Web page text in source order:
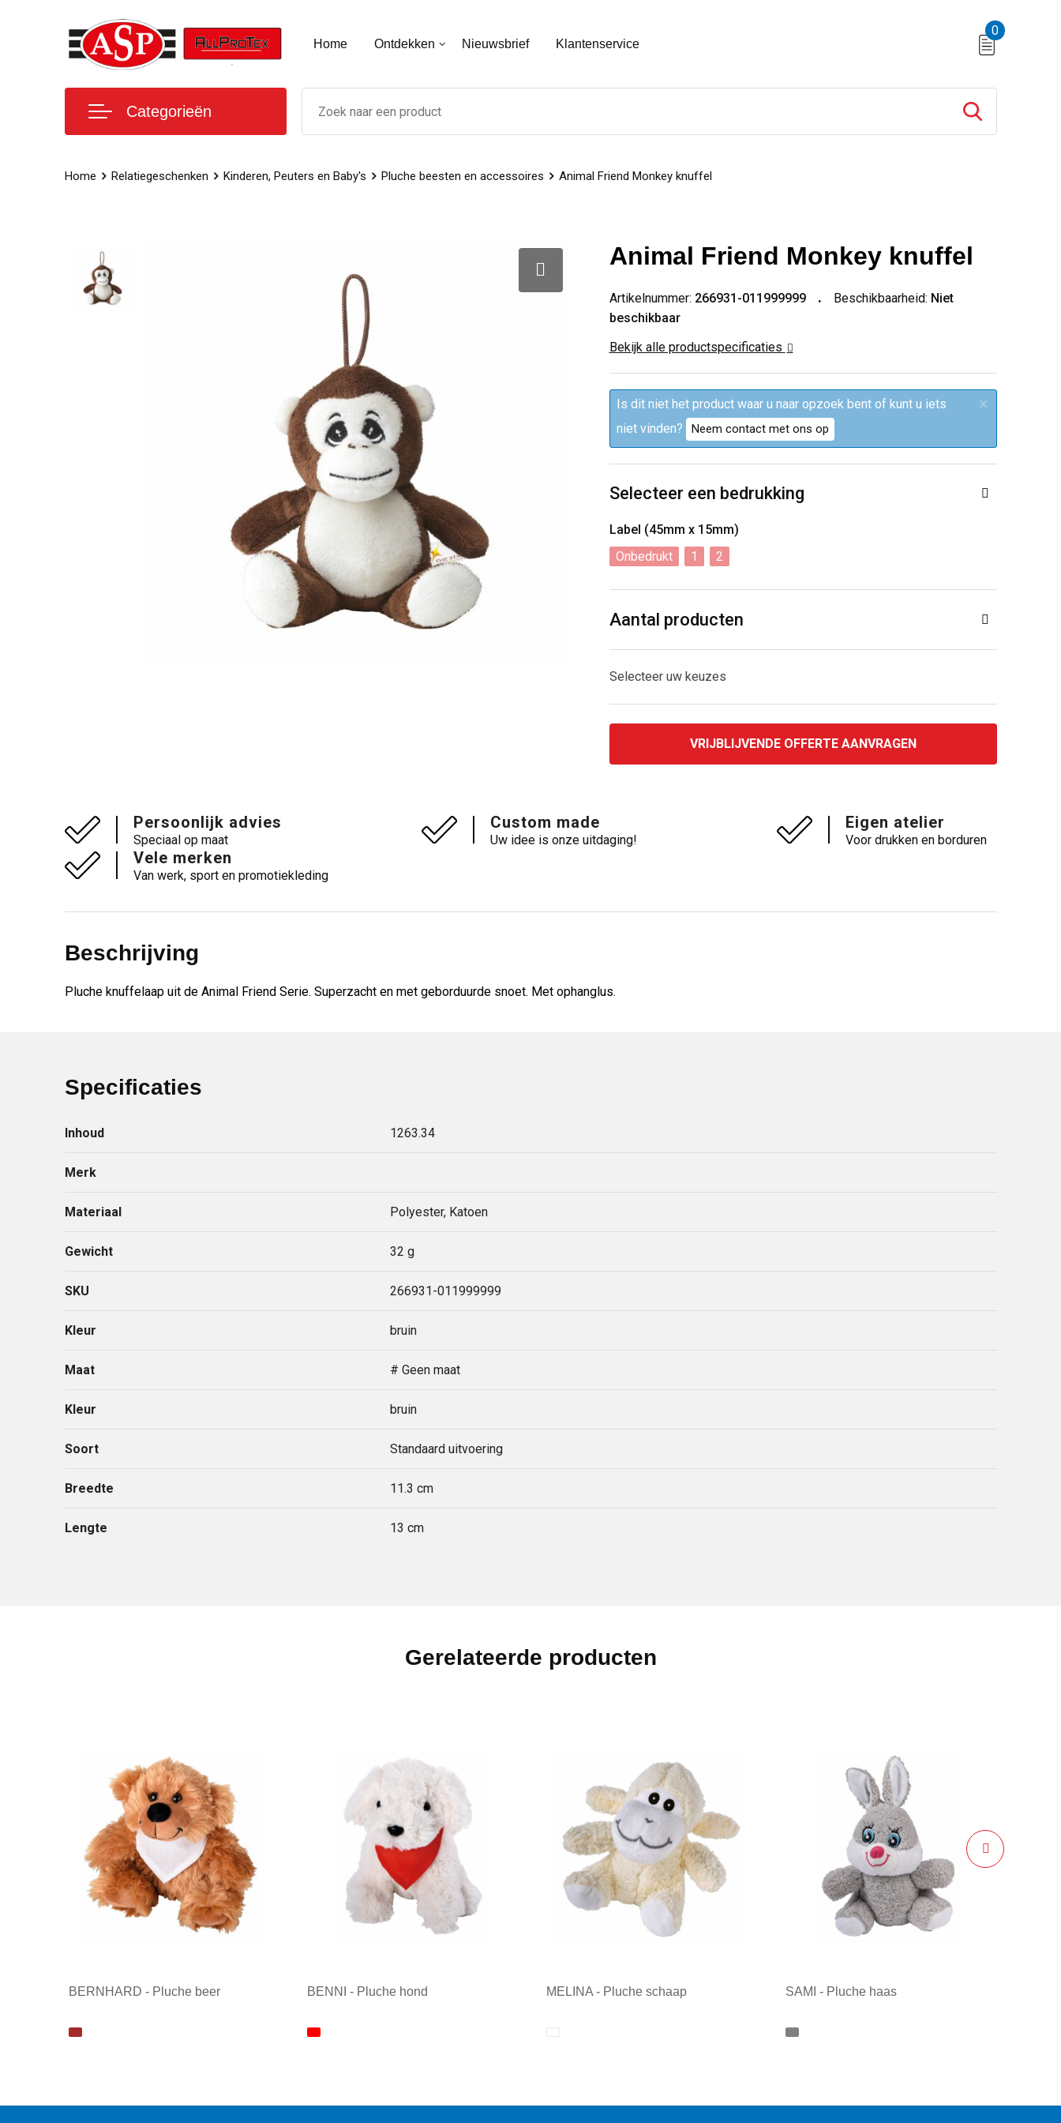
Home Ontdekken Nieuwsbrief Klantenservice
0
Categorieën
Home Relatiegeschenken Kinderen, Peuters en Baby's Pluche beesten en accessoires Animal Friend Monkey knuffel
Animal Friend Monkey knuffel
Artikelnummer: 266931-011999999 Beschikbaarheid: Niet
beschikbaar
Bekijk alle productspecificaties
Is dit niet het product waar u naar opzoek bent of kunt u iets
niet vinden?
Neem contact met ons op
×
Selecteer een bedrukking
Label (45mm x 15mm)
Onbedrukt
1 2
Aantal producten
Selecteer uw keuzes
VRIJBLIJVENDE OFFERTE AANVRAGEN
Persoonlijk advies
Speciaal op maat
Custom made
Uw idee is onze uitdaging!
Eigen atelier
Voor drukken en borduren
Vele merken
Van werk, sport en promotiekleding
Beschrijving
Pluche knuffelaap uit de Animal Friend Serie. Superzacht en met geborduurde snoet. Met ophanglus.
Specificaties
Inhoud 1263.34
Merk
Materiaal Polyester, Katoen
Gewicht 32 g
SKU 266931-011999999
Kleur bruin
Maat # Geen maat
Kleur bruin
Soort Standaard uitvoering
Breedte 11.3 cm
Lengte 13 cm
Gerelateerde producten
BERNHARD - Pluche beer BENNI - Pluche hond MELINA - Pluche schaap SAMI - Pluche haas